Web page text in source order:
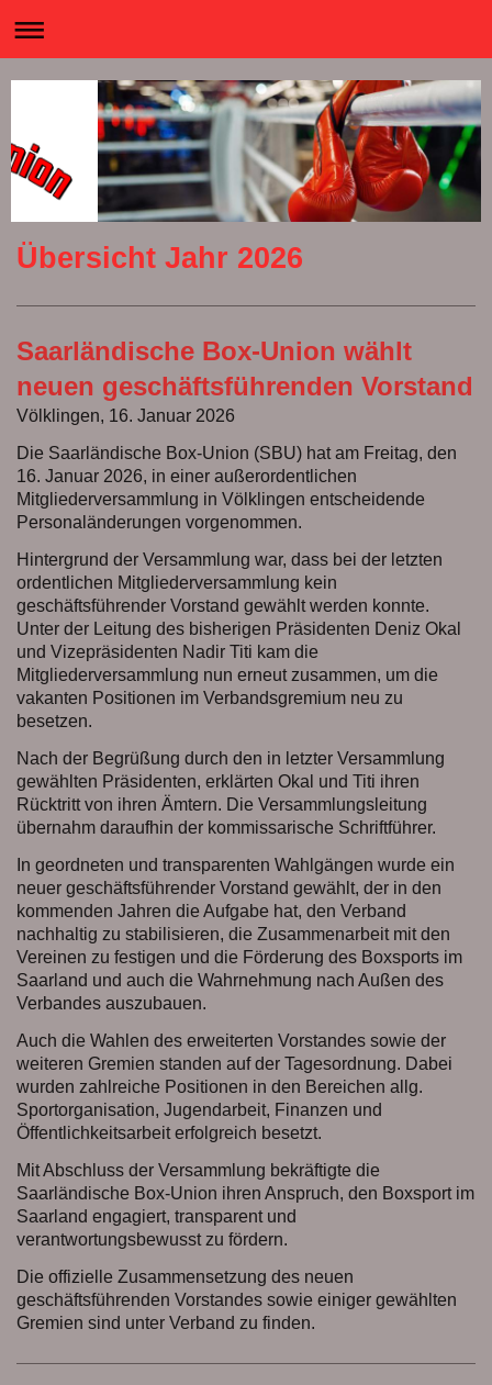
Übersicht Jahr 2026
Saarländische Box-Union wählt
neuen geschäftsführenden Vorstand
Völklingen, 16. Januar 2026
Die Saarländische Box-Union (SBU) hat am Freitag, den
16. Januar 2026, in einer außerordentlichen
Mitgliederversammlung in Völklingen entscheidende
Personaländerungen vorgenommen.
Hintergrund der Versammlung war, dass bei der letzten
ordentlichen Mitgliederversammlung kein
geschäftsführender Vorstand gewählt werden konnte.
Unter der Leitung des bisherigen Präsidenten Deniz Okal
und Vizepräsidenten Nadir Titi kam die
Mitgliederversammlung nun erneut zusammen, um die
vakanten Positionen im Verbandsgremium neu zu
besetzen.
Nach der Begrüßung durch den in letzter Versammlung
gewählten Präsidenten, erklärten Okal und Titi ihren
Rücktritt von ihren Ämtern. Die Versammlungsleitung
übernahm daraufhin der kommissarische Schriftführer.
In geordneten und transparenten Wahlgängen wurde ein
neuer geschäftsführender Vorstand gewählt, der in den
kommenden Jahren die Aufgabe hat, den Verband
nachhaltig zu stabilisieren, die Zusammenarbeit mit den
Vereinen zu festigen und die Förderung des Boxsports im
Saarland und auch die Wahrnehmung nach Außen des
Verbandes auszubauen.
Auch die Wahlen des erweiterten Vorstandes sowie der
weiteren Gremien standen auf der Tagesordnung. Dabei
wurden zahlreiche Positionen in den Bereichen allg.
Sportorganisation, Jugendarbeit, Finanzen und
Öffentlichkeitsarbeit erfolgreich besetzt.
Mit Abschluss der Versammlung bekräftigte die
Saarländische Box-Union ihren Anspruch, den Boxsport im
Saarland engagiert, transparent und
verantwortungsbewusst zu fördern.
Die offizielle Zusammensetzung des neuen
geschäftsführenden Vorstandes sowie einiger gewählten
Gremien sind unter Verband zu finden.